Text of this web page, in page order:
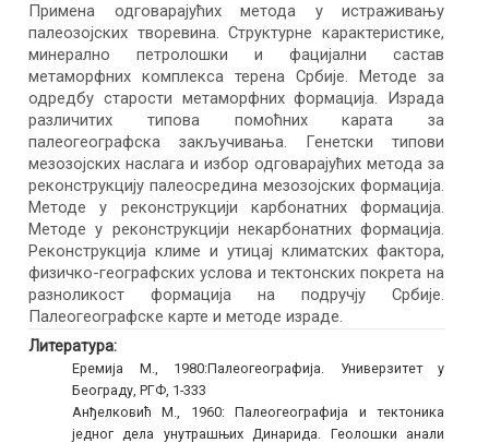
Примена одговарајућих метода у истраживању
палеозојских творевина. Структурне карактеристике,
минерално петролошки и фацијални састав
метаморфних комплекса терена Србије. Методе за
одредбу старости метаморфних формација. Израда
различитих типова помоћних карата за
палеогеографска закључивања. Генетски типови
мезозојских наслага и избор одговарајућих метода за
реконструкцију палеосредина мезозојских формација.
Методе у реконструкцији карбонатних формација.
Методе у реконструкцији некарбонатних формација.
Реконструкција климе и утицај климатских фактора,
физичко-географских услова и тектонских покрета на
разноликост формација на подручју Србије.
Палеогеографске карте и методе израде.
Литература:
Еремија М., 1980:Палеогеографија. Универзитет у
Београду, РГФ, 1-333
Анђелковић М., 1960: Палеогеографија и тектоника
једног дела унутрашњих Динарида. Геолошки анали